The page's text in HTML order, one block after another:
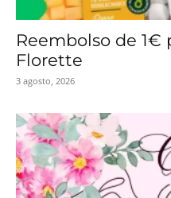
Reembolso de 1€
Florette
3 agosto, 2026